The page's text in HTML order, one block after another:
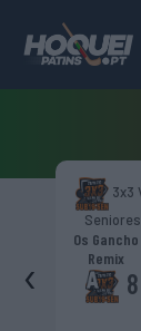
3x3
Seniores
Os Gancho
Remix
8
‹